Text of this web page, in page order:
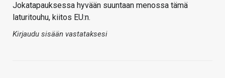
Jokatapauksessa hyvään suuntaan menossa tämä
laturitouhu, kiitos EU:n.
Kirjaudu sisään vastataksesi